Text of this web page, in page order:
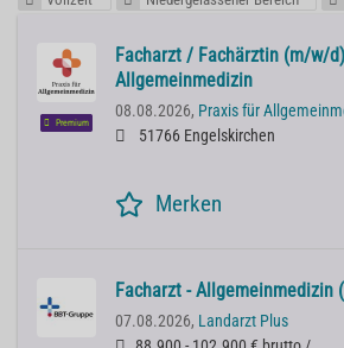
Premium
Facharzt / Fachärztin (m/w/
Allgemeinmedizin
08.08.2026, Praxis für
51766 Engelskirchen
Merken
Facharzt - Allgemeinmedizin
07.08.2026, Landarzt Plus